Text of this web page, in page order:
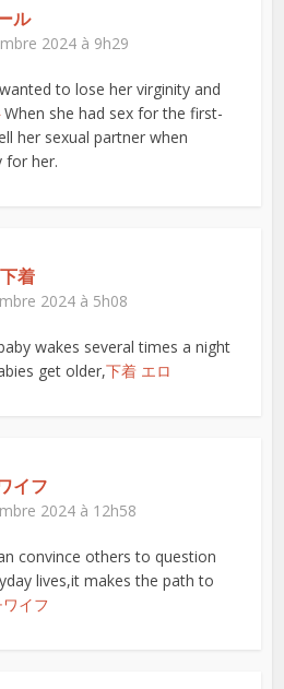
ル
2024 à 9h29
to lose her virginity and
When she had sex for the first-
her sexual partner when
for her.
着
2024 à 5h08
wakes several times a night
get older,下着 エロ
イフ
2024 à 12h58
convince others to question
lives,it makes the path to
イフ